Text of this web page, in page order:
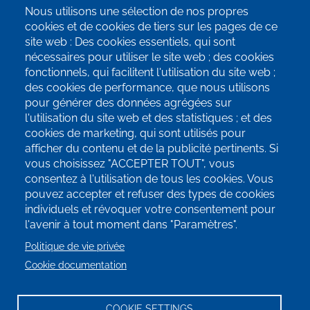
info@terrae-agroecologie.be
Inscrivez-vous à notre newsletter!
SUIVEZ-NOUS SUR LES RÉSEAUX
SOCIAUX!
Nous utilisons une sélection de nos propres
cookies et de cookies de tiers sur les pages de ce
site web : Des cookies essentiels, qui sont
nécessaires pour utiliser le site web ; des cookies
fonctionnels, qui facilitent l'utilisation du site web ;
des cookies de performance, que nous utilisons
pour générer des données agrégées sur
l'utilisation du site web et des statistiques ; et des
cookies de marketing, qui sont utilisés pour
afficher du contenu et de la publicité pertinents. Si
vous choisissez "ACCEPTER TOUT", vous
consentez à l'utilisation de tous les cookies. Vous
pouvez accepter et refuser des types de cookies
individuels et révoquer votre consentement pour
l'avenir à tout moment dans "Paramètres".
Politique de vie privée
Cookie documentation